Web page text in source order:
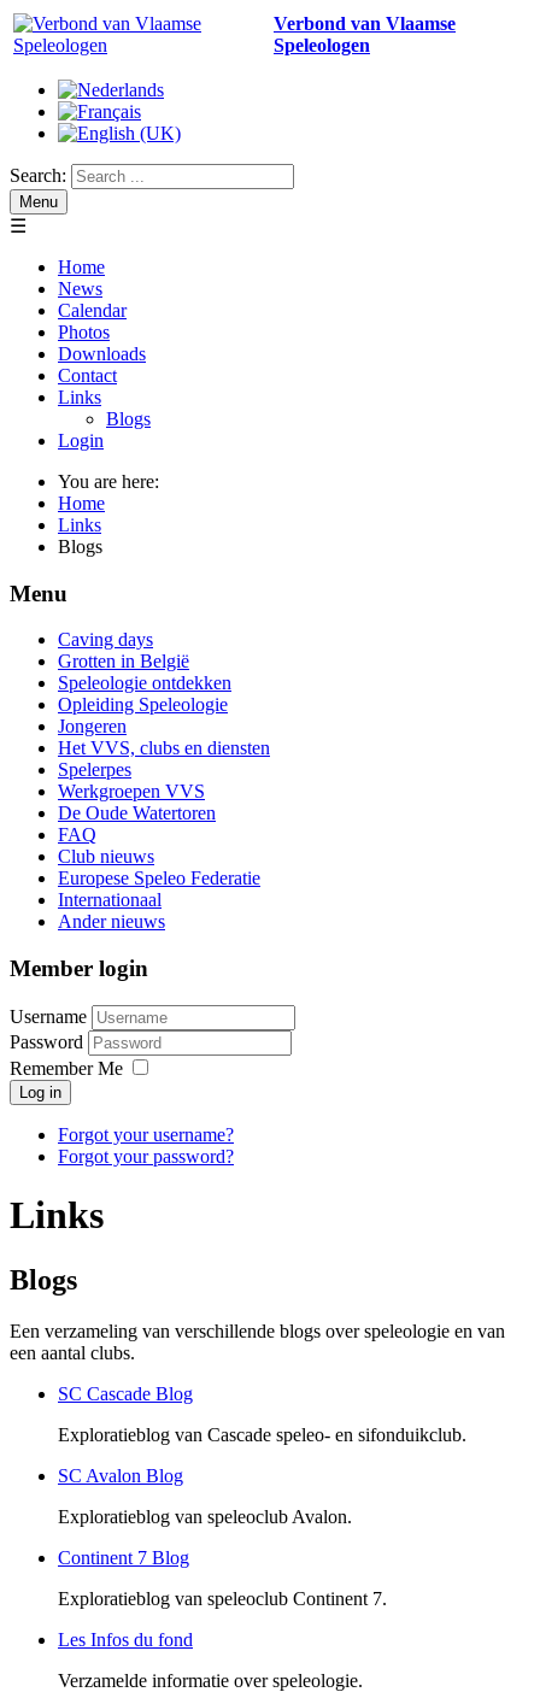
Verbond van Vlaamse
Speleologen
Search:
Menu
☰
Home
News
Calendar
Photos
Downloads
Contact
Links
Blogs
Login
You are here:
Home
Links
Blogs
Menu
Caving days
Grotten in België
Speleologie ontdekken
Opleiding Speleologie
Jongeren
Het VVS, clubs en diensten
Spelerpes
Werkgroepen VVS
De Oude Watertoren
FAQ
Club nieuws
Europese Speleo Federatie
Internationaal
Ander nieuws
Member login
Username
Password
Remember Me
Log in
Forgot your username?
Forgot your password?
Links
Blogs
Een verzameling van verschillende blogs over speleologie en van
een aantal clubs.
SC Cascade Blog
Exploratieblog van Cascade speleo- en sifonduikclub.
SC Avalon Blog
Exploratieblog van speleoclub Avalon.
Continent 7 Blog
Exploratieblog van speleoclub Continent 7.
Les Infos du fond
Verzamelde informatie over speleologie.